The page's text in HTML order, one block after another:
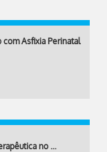
Asfixia Perinatal
no …